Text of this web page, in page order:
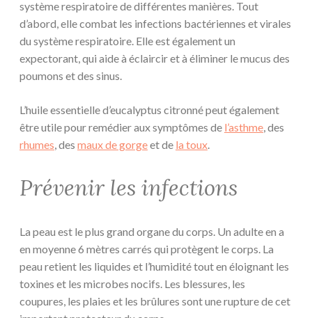
système respiratoire de différentes manières. Tout
d’abord, elle combat les infections bactériennes et virales
du système respiratoire. Elle est également un
expectorant, qui aide à éclaircir et à éliminer le mucus des
poumons et des sinus.
L’huile essentielle d’eucalyptus citronné peut également
être utile pour remédier aux symptômes de l’asthme, des
rhumes, des maux de gorgeet de la toux.
Prévenir les infections
La peau est le plus grand organe du corps. Un adulte en a
en moyenne 6 mètres carrés qui protègent le corps. La
peau retient les liquides et l’humidité tout en éloignant les
toxines et les microbes nocifs. Les blessures, les
coupures, les plaies et les brûlures sont une rupture de cet